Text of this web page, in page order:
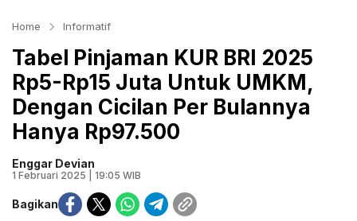
Home Informatif
Tabel Pinjaman KUR BRI 2025
Rp5-Rp15 Juta Untuk UMKM,
Dengan Cicilan Per Bulannya
Hanya Rp97.500
Enggar Devian
1 Februari 2025 | 19:05 WIB
Bagikan